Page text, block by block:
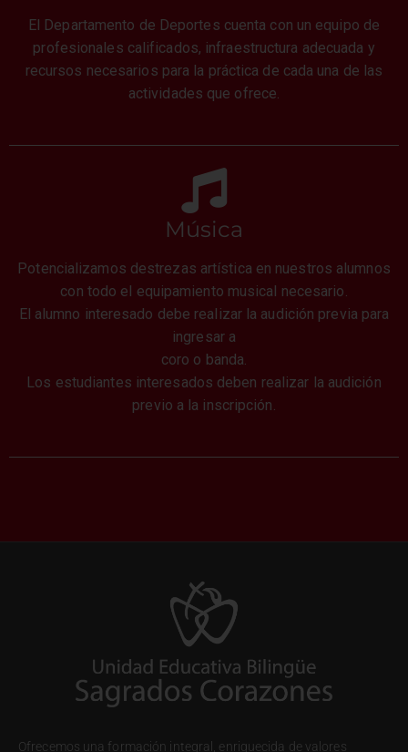
El Departamento de Deportes cuenta con un equipo de
profesionales calificados, infraestructura adecuada y
recursos necesarios para la práctica de cada una de las
actividades que ofrece.
Música
Potencializamos destrezas artística en nuestros alumnos
con todo el equipamiento musical necesario.
El alumno interesado debe realizar la audición previa para
ingresar a
coro o banda.
Los estudiantes interesados deben realizar la audición
previo a la inscripción.
Ofrecemos una formación integral, enriquecida de valores